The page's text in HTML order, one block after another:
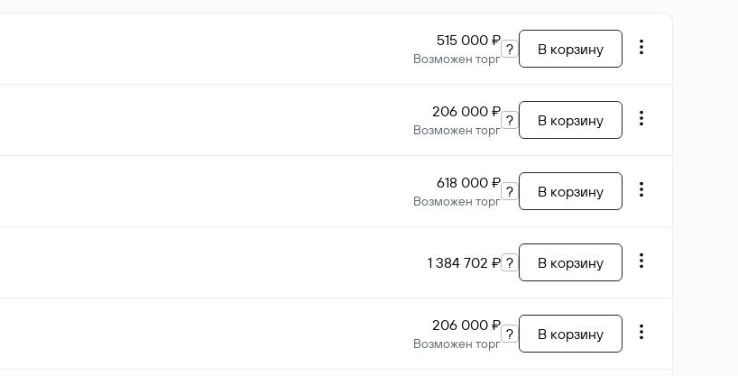
515 000 ₽
Возможен торг
? В корзину
206 000 ₽
Возможен торг
? В корзину
618 000 ₽
Возможен торг
? В корзину
1 384 702 ₽ ? В корзину
206 000 ₽
Возможен торг
? В корзину